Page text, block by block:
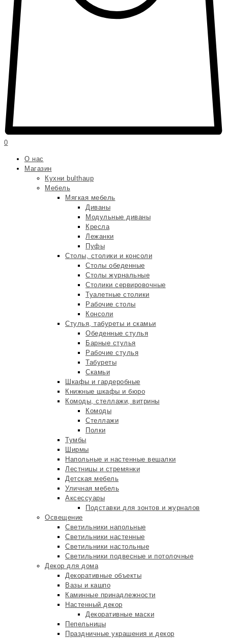
0
О нас
Магазин
Кухни bulthaup
Мебель
Мягкая мебель
Диваны
Модульные диваны
Кресла
Лежанки
Пуфы
Столы, столики и консоли
Столы обеденные
Столы журнальные
Столики сервировочные
Туалетные столики
Рабочие столы
Консоли
Стулья, табуреты и скамьи
Обеденные стулья
Барные стулья
Рабочие стулья
Табуреты
Скамьи
Шкафы и гардеробные
Книжные шкафы и бюро
Комоды, стеллажи, витрины
Комоды
Стеллажи
Полки
Тумбы
Ширмы
Напольные и настенные вешалки
Лестницы и стремянки
Детская мебель
Уличная мебель
Аксессуары
Подставки для зонтов и журналов
Освещение
Светильники напольные
Светильники настенные
Светильники настольные
Светильники подвесные и потолочные
Декор для дома
Декоративные объекты
Вазы и кашпо
Каминные принадлежности
Настенный декор
Декоративные маски
Пепельницы
Праздничные украшения и декор